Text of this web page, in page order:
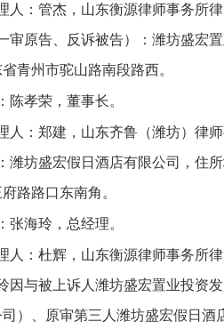
人：管杰，山东衡源律师事务所
审原告、反诉被告）：潍坊盛宏
青州市驼山路南段路西。
陈孝荣，董事长。
人：郑建，山东齐鲁（潍坊）律
潍坊盛宏假日酒店有限公司，住
路路口东南角。
张海玲，总经理。
人：杜辉，山东衡源律师事务所
因与被上诉人潍坊盛宏置业投资
）、原审第三人潍坊盛宏假日酒